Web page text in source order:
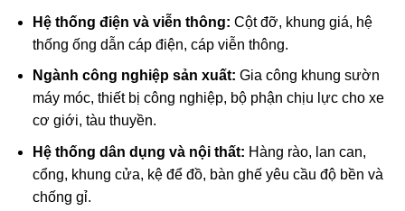
Hệ thống điện và viễn thông: Cột đỡ, khung giá, hệ
thống ống dẫn cáp điện, cáp viễn thông.
Ngành công nghiệp sản xuất: Gia công khung sườn
máy móc, thiết bị công nghiệp, bộ phận chịu lực cho xe
cơ giới, tàu thuyền.
Hệ thống dân dụng và nội thất: Hàng rào, lan can,
cổng, khung cửa, kệ để đồ, bàn ghế yêu cầu độ bền và
chống gỉ.